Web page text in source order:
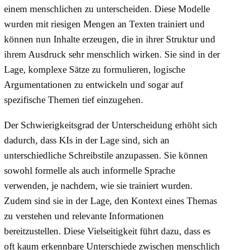
einem menschlichen zu unterscheiden. Diese Modelle
wurden mit riesigen Mengen an Texten trainiert und
können nun Inhalte erzeugen, die in ihrer Struktur und
ihrem Ausdruck sehr menschlich wirken. Sie sind in der
Lage, komplexe Sätze zu formulieren, logische
Argumentationen zu entwickeln und sogar auf
spezifische Themen tief einzugehen.
Der Schwierigkeitsgrad der Unterscheidung erhöht sich
dadurch, dass KIs in der Lage sind, sich an
unterschiedliche Schreibstile anzupassen. Sie können
sowohl formelle als auch informelle Sprache
verwenden, je nachdem, wie sie trainiert wurden.
Zudem sind sie in der Lage, den Kontext eines Themas
zu verstehen und relevante Informationen
bereitzustellen. Diese Vielseitigkeit führt dazu, dass es
oft kaum erkennbare Unterschiede zwischen menschlich